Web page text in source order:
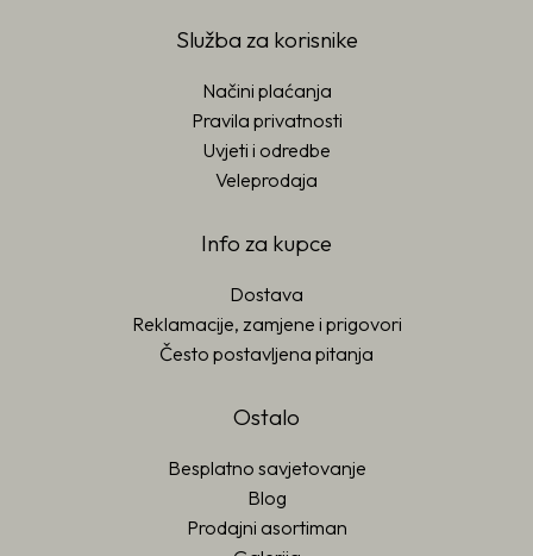
Služba za korisnike
Načini plaćanja
Pravila privatnosti
Uvjeti i odredbe
Veleprodaja
Info za kupce
Dostava
Reklamacije, zamjene i prigovori
Često postavljena pitanja
Ostalo
Besplatno savjetovanje
Blog
Prodajni asortiman